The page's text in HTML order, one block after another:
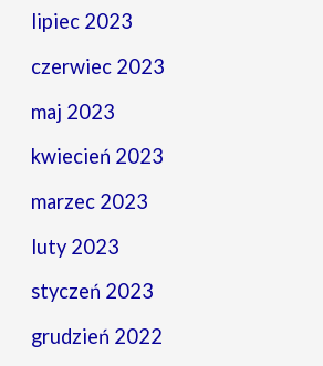
lipiec 2023
czerwiec 2023
maj 2023
kwiecień 2023
marzec 2023
luty 2023
styczeń 2023
grudzień 2022